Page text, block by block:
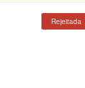
Rejeitada